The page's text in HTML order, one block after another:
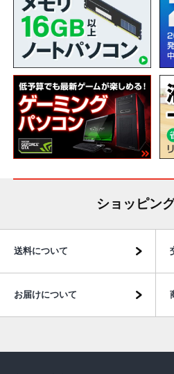
ショッピン
送料について
お届けについて